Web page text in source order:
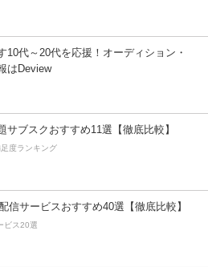
10代～20代を応援！オーディション・
はDeview
サブスクおすすめ11選【徹底比較】
度ランキング
信サービスおすすめ40選【徹底比較】
ビス20選